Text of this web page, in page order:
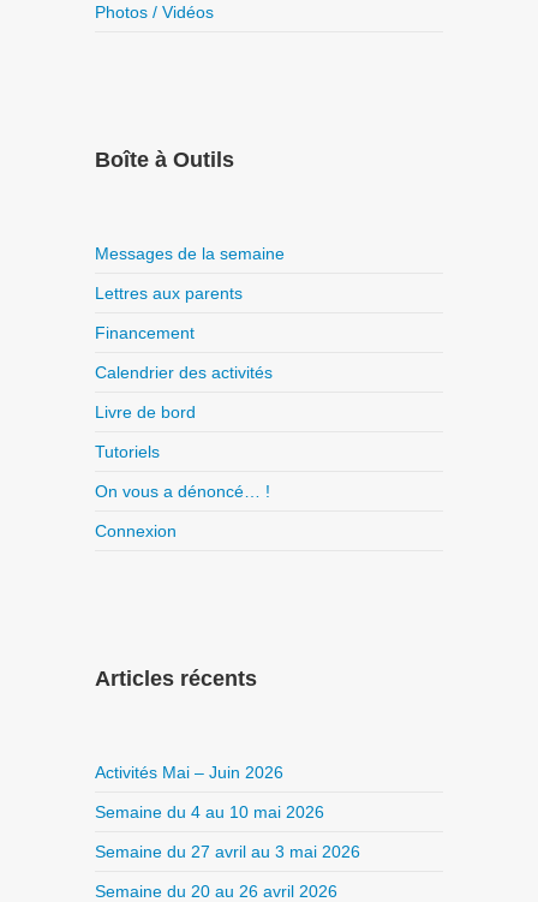
Photos / Vidéos
Boîte à Outils
Messages de la semaine
Lettres aux parents
Financement
Calendrier des activités
Livre de bord
Tutoriels
On vous a dénoncé… !
Connexion
Articles récents
Activités Mai – Juin 2026
Semaine du 4 au 10 mai 2026
Semaine du 27 avril au 3 mai 2026
Semaine du 20 au 26 avril 2026